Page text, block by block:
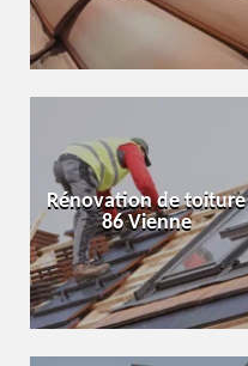
Rénovation de toiture
86 Vienne